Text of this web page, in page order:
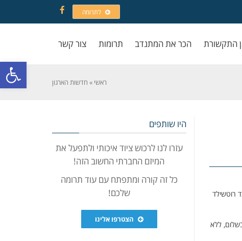
פתח
לתרומה
Facebook
התקשורת הכר את המתנדב תרומות צור קשר
ראשי » חדשות הארגון
רוטשילד
ללא
היו שותפים
עזרו לנו לרכוש ציוד איכותי ולתפעל את
המיזם החברתי החשוב הזה!
כל זה קורה ומתפתח עם עוד תרומה
שלכם!
הצטרפו אלינו